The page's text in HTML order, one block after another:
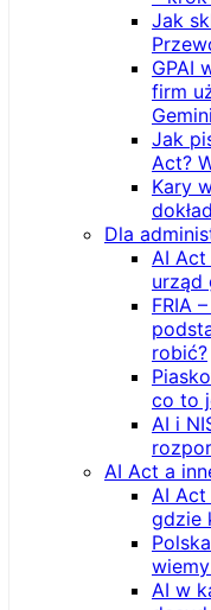
Jak
GPAI
firm
Jak
Act?
Kary
Dla
AI
urząd
FRIA
robić?
co to
AI i
AI Act a
AI Act
gdzie
AI w